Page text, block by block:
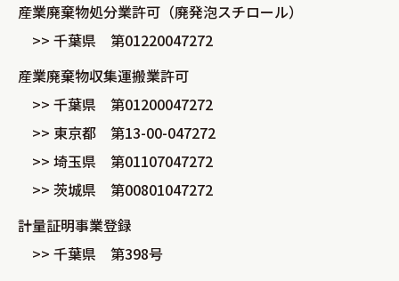
産業廃棄物処分業許可（廃発泡スチロール）
>> 千葉県 第01220047272
産業廃棄物収集運搬業許可
>> 千葉県 第01200047272
>> 東京都 第13-00-047272
>> 埼玉県 第01107047272
>> 茨城県 第00801047272
計量証明事業登録
>> 千葉県 第398号